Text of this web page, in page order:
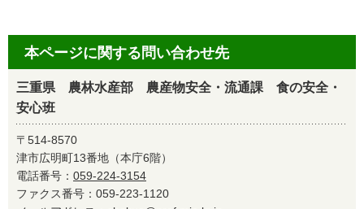
本ページに関する問い合わせ先
三重県 農林水産部 農産物安全・流通課 食の安全・
安心班
〒514-8570
津市広明町13番地（本庁6階）
電話番号： 059-224-3154
ファクス番号：059-223-1120